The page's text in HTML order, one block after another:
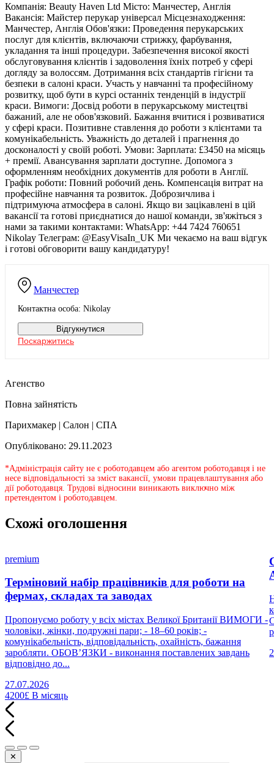
Манчестер
Контактна особа: Nikolay
Відгукнутися
Поскаржитись
Компанія: Beauty Haven Ltd Місто: Манчестер, Англія
Вакансія: Майстер перукар універсал Місцезнаходження:
Манчестер, Англія Обов'язки: Проведення перукарських
послуг для клієнтів, включаючи стрижку, фарбування,
укладання та інші процедури. Забезпечення високої якості
обслуговування клієнтів і задоволення їхніх потреб у сфері
догляду за волоссям. Дотримання всіх стандартів гігієни та
безпеки в салоні краси. Участь у навчанні та професійному
розвитку, щоб бути в курсі останніх тенденцій в індустрії
краси. Вимоги: Досвід роботи в перукарському мистецтві
бажаний, але не обов'язковий. Бажання вчитися і розвиватися
у сфері краси. Позитивне ставлення до роботи з клієнтами та
комунікабельність. Уважність до деталей і прагнення до
досконалості у своїй роботі. Умови: Зарплата: £3450 на місяць
+ премії. Авансування зарплати доступне. Допомога з
оформленням необхідних документів для роботи в Англії.
Графік роботи: Повний робочий день. Компенсація витрат на
професійне навчання та розвиток. Доброзичлива і
підтримуюча атмосфера в салоні. Якщо ви зацікавлені в цій
вакансії та готові приєднатися до нашої команди, зв'яжіться з
нами за такими контактами: WhatsApp: +44 7424 760651
Nikolay Телеграм: @EasyVisaIn_UK Ми чекаємо на ваш відгук
і готові обговорити вашу кандидатуру!
Агенство
Повна зайнятість
Парихмакер | Салон | СПА
Опубліковано: 29.11.2023
*Адміністрація сайту не є роботодавцем або агентом роботодавця і не
несе відповідальності за зміст вакансії, умови працевлаштування або
дії роботодавця. Трудові відносини виникають виключно між
претендентом і роботодавцем.
Схожі оголошення
premium
Терміновий набір працівників для роботи на
фермах, складах та заводах
Пропонуємо роботу у всіх містах Великої Британії ВИМОГИ -
чоловіки, жінки, подружні пари; - 18–60 років; -
комунікабельність, відповідальність, охайність, бажання
заробляти. ОБОВ’ЯЗКИ - виконання поставлених завдань
відповідно до...
27.07.2026
4200£ В місяць
✕